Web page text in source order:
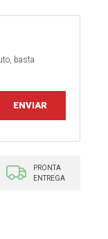
basta
PRONTA
ENTREGA